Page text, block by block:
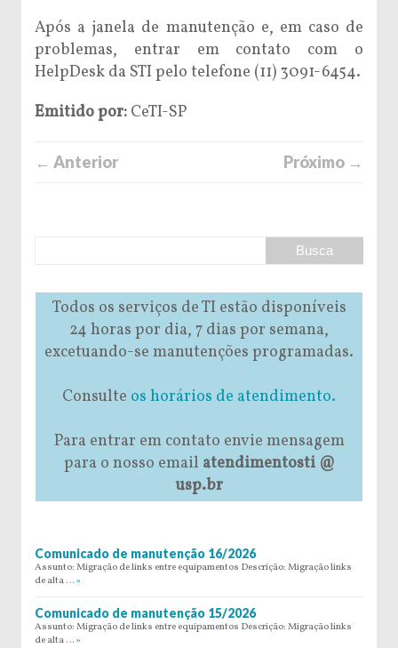
Após a janela de manutenção e, em caso de
problemas, entrar em contato com o
HelpDesk da STI pelo telefone (11) 3091-6454.
Emitido por: CeTI-SP
← Anterior Próximo →
Todos os serviços de TI estão disponíveis
24 horas por dia, 7 dias por semana,
excetuando-se manutenções programadas.
Consulte os horários de atendimento.
Para entrar em contato envie mensagem
para o nosso email atendimentosti @
usp.br
Comunicado de manutenção 16/2026
Assunto: Migração de links entre equipamentos Descrição: Migração links
de alta … »
Comunicado de manutenção 15/2026
Assunto: Migração de links entre equipamentos Descrição: Migração links
de alta … »